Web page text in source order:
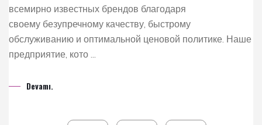
всемирно известных брендов благодаря
своему безупречному качеству, быстрому
обслуживанию и оптимальной ценовой политике. Наше
предприятие, кото ...
Devamı.